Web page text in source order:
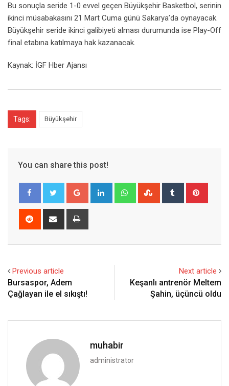
Bu sonuçla seride 1-0 evvel geçen Büyükşehir Basketbol, serinin
ikinci müsabakasını 21 Mart Cuma günü Sakarya’da oynayacak.
Büyükşehir seride ikinci galibiyeti alması durumunda ise Play-Off
final etabına katılmaya hak kazanacak.
Kaynak: İGF Hber Ajansı
Tags: Büyükşehir
You can share this post!
Google+ LinkedIn WhatsappStumbleUpon
Tumblr
Reddit
Share
Previous article
Bursaspor, Adem
Çağlayan ile el sıkıştı!
Next article
Keşanlı antrenör Meltem
Şahin, üçüncü oldu
muhabir
administrator